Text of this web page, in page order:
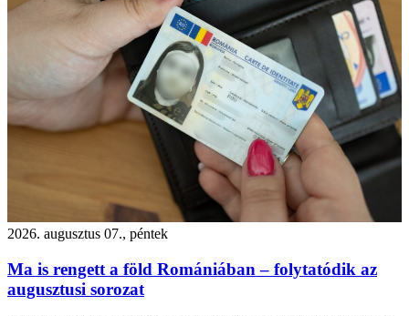
2026. augusztus 07., péntek
Ma is rengett a föld Romániában – folytatódik az
augusztusi sorozat